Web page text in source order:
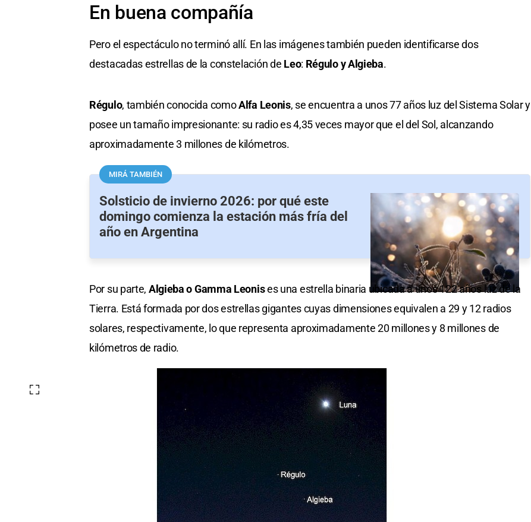
En buena compañía
Pero el espectáculo no terminó allí. En las imágenes también pueden identificarse dos
destacadas estrellas de la constelación de Leo: Régulo y Algieba.
Régulo, también conocida comoAlfa Leonis, se encuentra a unos 77 años luz del Sistema Solar y
posee un tamaño impresionante: su radio es 4,35 veces mayor que el del Sol, alcanzando
aproximadamente 3 millones de kilómetros.
MIRÁ TAMBIÉN
Solsticio de invierno 2026: por qué este
domingo comienza la estación más fría del
año en Argentina
Por su parte, Algieba o Gamma Leonises una estrella binaria ubicada a unos 122 años luz de la
Tierra. Está formada por dos estrellas gigantes cuyas dimensiones equivalen a 29 y 12 radios
solares, respectivamente, lo que representa aproximadamente 20 millones y 8 millones de
kilómetros de radio.